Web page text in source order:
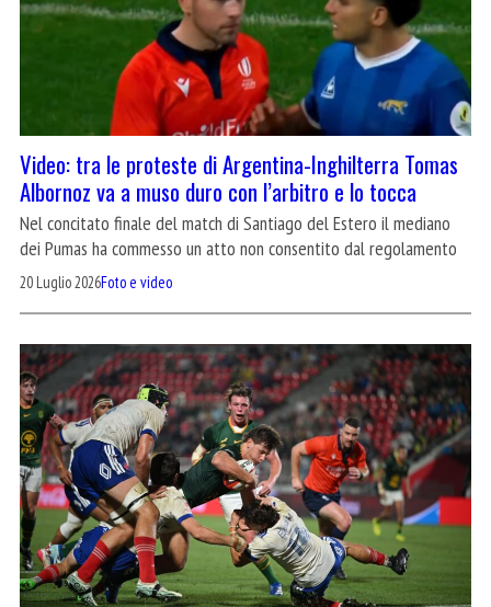
Video: tra le proteste di Argentina-Inghilterra Tomas
Albornoz va a muso duro con l’arbitro e lo tocca
Nel concitato finale del match di Santiago del Estero il mediano
dei Pumas ha commesso un atto non consentito dal regolamento
20 Luglio 2026Foto e video